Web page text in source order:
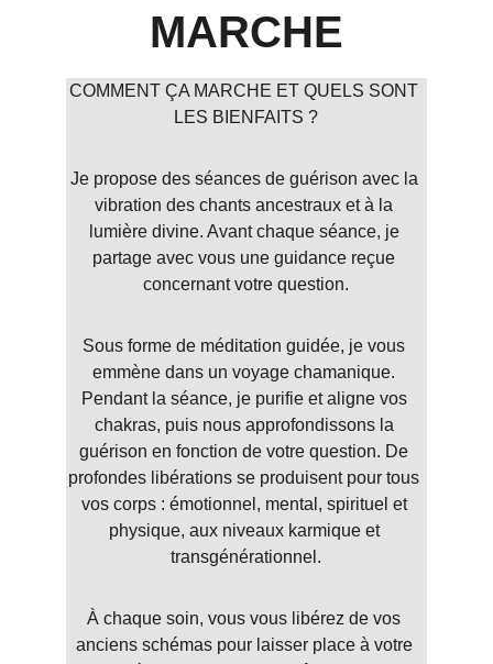
MARCHE
COMMENT ÇA MARCHE ET QUELS SONT
LES BIENFAITS ?
Je propose des séances de guérison avec la
vibration des chants ancestraux et à la
lumière divine. Avant chaque séance, je
partage avec vous une guidance reçue
concernant votre question.
Sous forme de méditation guidée, je vous
emmène dans un voyage chamanique.
Pendant la séance, je purifie et aligne vos
chakras, puis nous approfondissons la
guérison en fonction de votre question. De
profondes libérations se produisent pour tous
vos corps : émotionnel, mental, spirituel et
physique, aux niveaux karmique et
transgénérationnel.
À chaque soin, vous vous libérez de vos
anciens schémas pour laisser place à votre